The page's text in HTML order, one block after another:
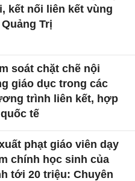
kết nối liên kết vùng
Trị
soát chặt chẽ nội
giáo dục trong các
trình liên kết, hợp
tế
phạt giáo viên dạy
chính học sinh của
tới 20 triệu: Chuyên